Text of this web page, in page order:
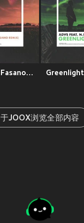
Greenlight (Nicola Fasano Remix) Greenlight
于JOOX浏览全部内容